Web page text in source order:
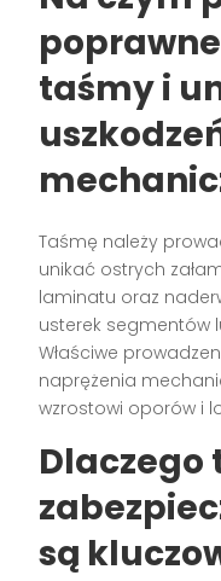
taśmy i
Taśmę należy
unikać ostrych
laminatu oraz
usterek segmentów
Właściwe
naprężenia
wzrostowi oporów i
Dlaczego
są